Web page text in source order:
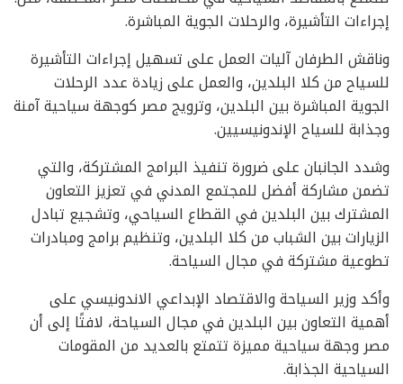
إجراءات التأشيرة، والرحلات الجوية المباشرة.
وناقش الطرفان آليات العمل على تسهيل إجراءات التأشيرة
للسياح من كلا البلدين، والعمل على زيادة عدد الرحلات
الجوية المباشرة بين البلدين، وترويج مصر كوجهة سياحية آمنة
وجذابة للسياح الإندونيسيين.
وشدد الجانبان على ضرورة تنفيذ البرامج المشتركة، والتي
تضمن مشاركة أفضل للمجتمع المدني في تعزيز التعاون
المشترك بين البلدين في القطاع السياحي، وتشجيع تبادل
الزيارات بين الشباب من كلا البلدين، وتنظيم برامج ومبادرات
تطوعية مشتركة في مجال السياحة.
وأكد وزير السياحة والاقتصاد الإبداعي الاندونيسي على
أهمية التعاون بين البلدين في مجال السياحة، لافتًا إلى أن
مصر وجهة سياحية مميزة تتمتع بالعديد من المقومات
السياحية الجذابة.